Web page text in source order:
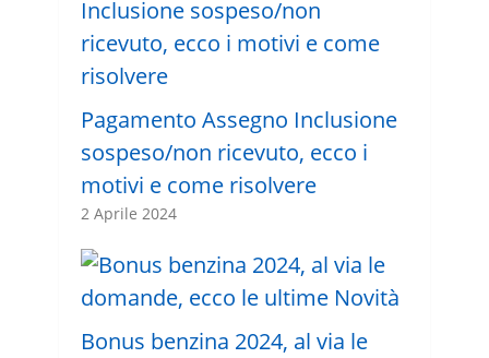
Pagamento Assegno Inclusione
sospeso/non ricevuto, ecco i
motivi e come risolvere
2 Aprile 2024
Bonus benzina 2024, al via le